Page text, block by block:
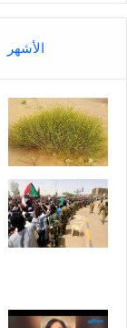
الأشهر